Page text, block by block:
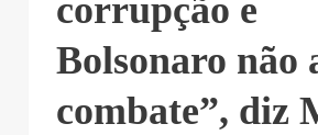
corrupção e
Bolsonaro não
combate”, diz